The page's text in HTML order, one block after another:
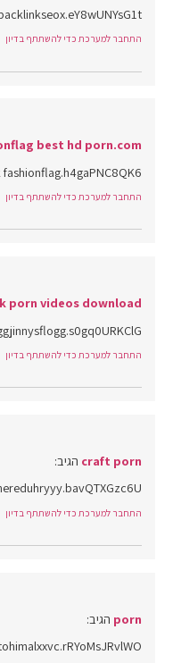
התחבר למערכת כדי להשתתף בדיון
best hd porn.com
התחבר למערכת כדי להשתתף בדיון
porn videos download
התחבר למערכת כדי להשתתף בדיון
craft porn הגיב:
התחבר למערכת כדי להשתתף בדיון
porn הגיב: